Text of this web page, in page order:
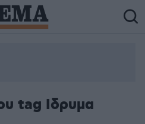
tag Ιδρυμα